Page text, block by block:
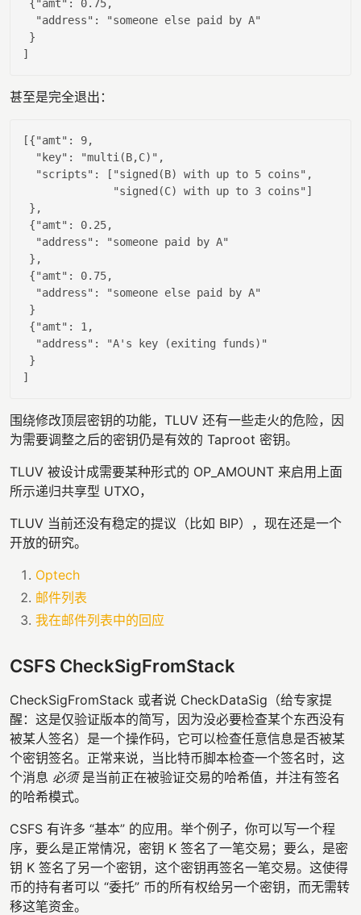
{ "amt" : 0.75,
"address" :
"someone else paid by A"
}
甚至是完全退出：
[{"amt" : 9,
"key" : "multi(B,C)" ,
"scripts" : [ "signed(B) with up to 5 coins" ,
"signed(C) with up to 3 coins" ]
},
{"amt" : 0.25,
"address" :
"someone paid by A"
},
{"amt" : 0.75,
"address" :
"someone else paid by A"
}
{"amt" : 1 ,
"address" :
"A's key (exiting funds)"
}
围绕修改顶层密钥的功能，TLUV 还有一些走火的危险，因
为需要调整之后的密钥仍是有效的 Taproot 密钥。
TLUV 被设计成需要某种形式的 OP_AMOUNT 来启用上面
所示递归共享型 UTXO，
TLUV 当前还没有稳定的提议（比如 BIP），现在还是一个
开放的研究。
Optech
邮件列表
我在邮件列表中的回应
CSFS CheckSigFromStack
CheckSigFromStack 或者说 CheckDataSig（给专家提
醒：这是仅验证版本的简写，因为没必要检查某个东西没有
被某人签名）是一个操作码，它可以检查任意信息是否被某
个密钥签名。正常来说，当比特币脚本检查一个签名时，这
个消息 必须是当前正在被验证交易的哈希值，并注有签名
的哈希模式。
CSFS 有许多 “基本” 的应用。举个例子，你可以写一个程
序，要么是正常情况，密钥 K 签名了一笔交易；要么，是密
钥 K 签名了另一个密钥，这个密钥再签名一笔交易。这使得
币的持有者可以 “委托” 币的所有权给另一个密钥，而无需转
移这笔资金。